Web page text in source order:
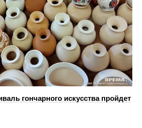
гончарного искусства пройдет